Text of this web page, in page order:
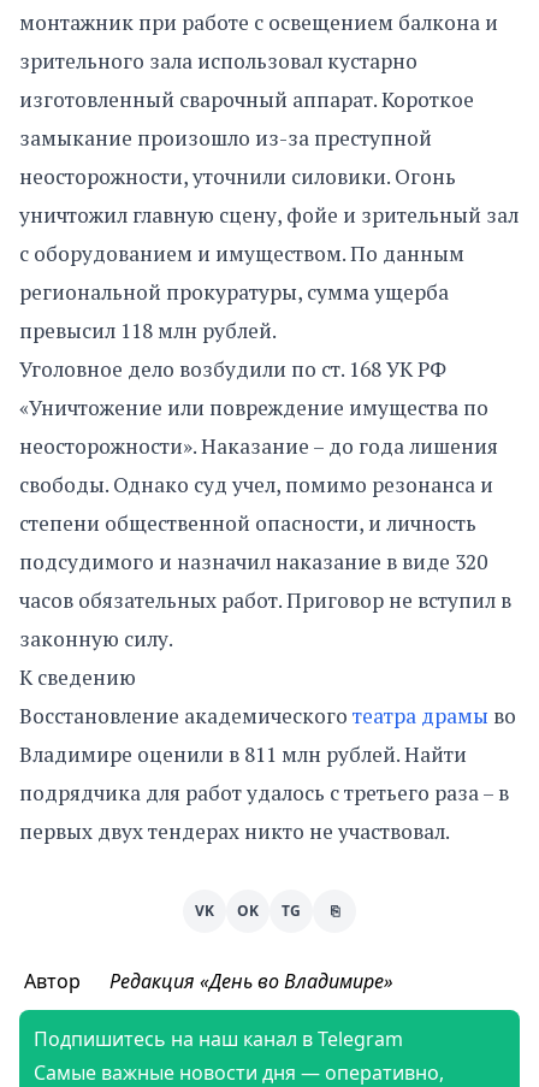
монтажник при работе с освещением балкона и
зрительного зала использовал кустарно
изготовленный сварочный аппарат. Короткое
замыкание произошло из-за преступной
неосторожности, уточнили силовики. Огонь
уничтожил главную сцену, фойе и зрительный зал
с оборудованием и имуществом. По данным
региональной прокуратуры, сумма ущерба
превысил 118 млн рублей.
Уголовное дело возбудили по ст. 168 УК РФ
«Уничтожение или повреждение имущества по
неосторожности». Наказание – до года лишения
свободы. Однако суд учел, помимо резонанса и
степени общественной опасности, и личность
подсудимого и назначил наказание в виде 320
часов обязательных работ. Приговор не вступил в
законную силу.
К сведению
Восстановление академического театра драмы во
Владимире оценили в 811 млн рублей. Найти
подрядчика для работ удалось с третьего раза – в
первых двух тендерах никто не участвовал.
VK OK TG ⎘
Автор Редакция «День во Владимире»
Подпишитесь на наш канал в Telegram
Самые важные новости дня — оперативно,